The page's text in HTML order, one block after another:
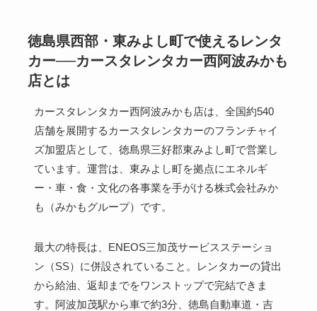
徳島県西部・東みよし町で使えるレンタ
カー──カースタレンタカー西阿波みかも
店とは
カースタレンタカー西阿波みかも店は、全国約540
店舗を展開するカースタレンタカーのフランチャイ
ズ加盟店として、徳島県三好郡東みよし町で営業し
ています。運営は、東みよし町を拠点にエネルギ
ー・車・食・文化の各事業を手がける株式会社みか
も（みかもグループ）です。
最大の特長は、ENEOS三加茂サービスステーショ
ン（SS）に併設されていること。レンタカーの貸出
から給油、返却までをワンストップで完結できま
す。阿波加茂駅から車で約3分、徳島自動車道・吉